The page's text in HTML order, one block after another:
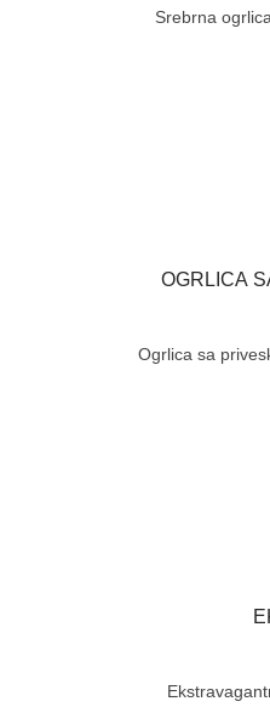
Srebrna
OGRLICA
Ogrlica sa